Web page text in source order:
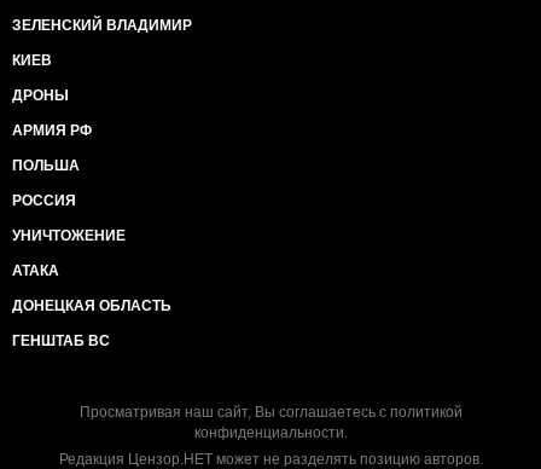
ЗЕЛЕНСКИЙ ВЛАДИМИР
КИЕВ
ДРОНЫ
АРМИЯ РФ
ПОЛЬША
РОССИЯ
УНИЧТОЖЕНИЕ
АТАКА
ДОНЕЦКАЯ ОБЛАСТЬ
ГЕНШТАБ ВС
Просматривая наш сайт, Вы соглашаетесь с политикой
конфиденциальности.
Редакция Цензор.НЕТ может не разделять позицию авторов.